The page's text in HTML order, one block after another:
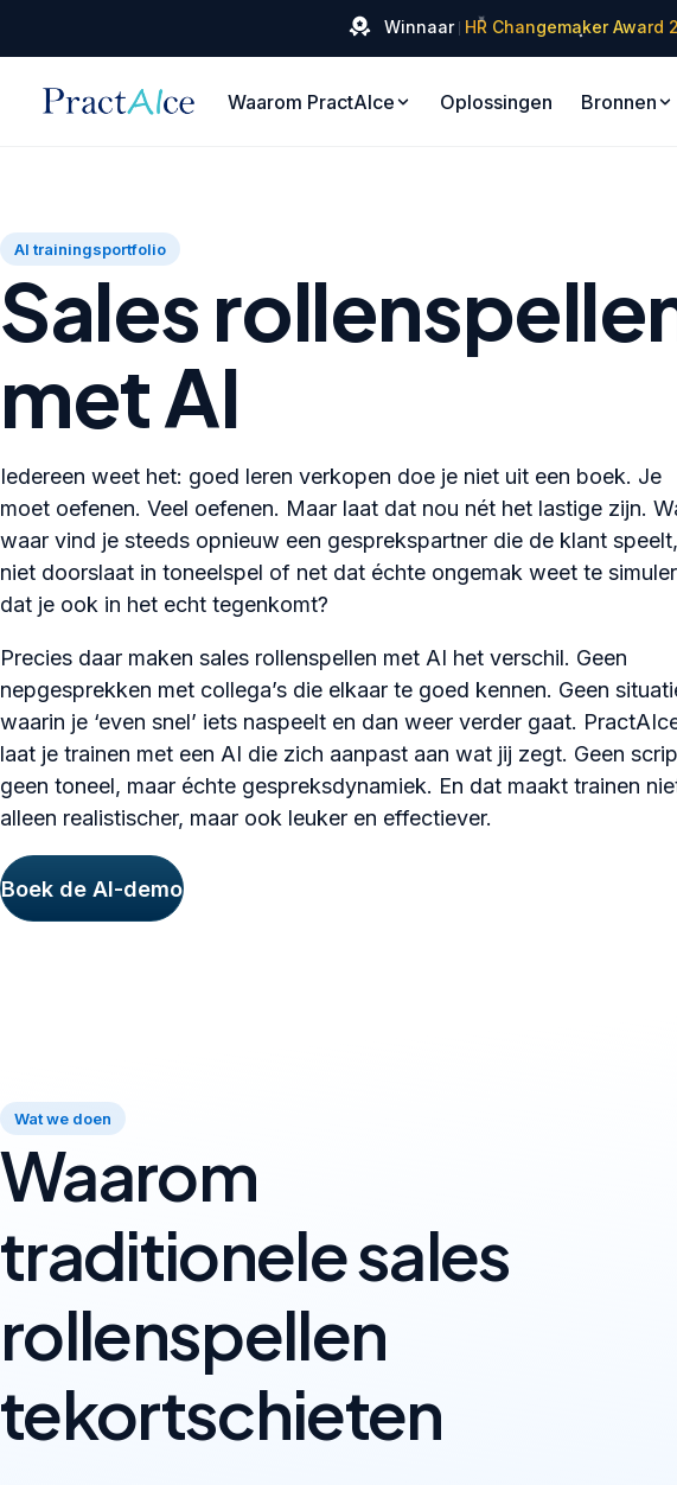
Winnaar HR Changemaker Award
✦
✦
Waarom PractAIce Oplossingen Bronnen
AI trainingsportfolio
Sales
met AI
Iedereen weet het: goed leren verkopen doe je niet uit een boek. Je
moet oefenen. Veel oefenen. Maar laat dat nou nét het lastige zijn.
waar vind je steeds opnieuw een gesprekspartner die de klant speelt,
niet doorslaat in toneelspel of net dat échte ongemak weet te
dat je ook in het echt tegenkomt?
Precies daar maken sales rollenspellen met AI het verschil. Geen
nepgesprekken met collega’s die elkaar te goed kennen. Geen
waarin je ‘even snel’ iets naspeelt en dan weer verder gaat.
laat je trainen met een AI die zich aanpast aan wat jij zegt. Geen
geen toneel, maar échte gespreksdynamiek. En dat maakt trainen
alleen realistischer, maar ook leuker en effectiever.
Boek de AI-demo
Wat we doen
Waarom
traditionele sales
rollenspellen
tekortschieten